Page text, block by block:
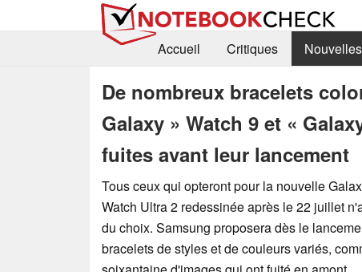
Accueil
Critiques Nouvelles
De nombreux bracelets
Galaxy » Watch 9 et «
fuites avant leur lancement
Tous ceux qui opteront pour la nouvelle
Watch Ultra 2 redessinée après le 22 juillet
du choix. Samsung proposera dès le
bracelets de styles et de couleurs variés,